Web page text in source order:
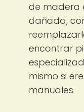
de madera
dañada,
encontrar
mismo si
manuales.